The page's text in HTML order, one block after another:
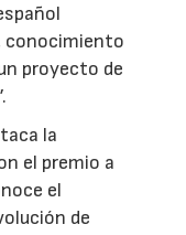
conocimiento
proyecto de
la
el premio a
el
de